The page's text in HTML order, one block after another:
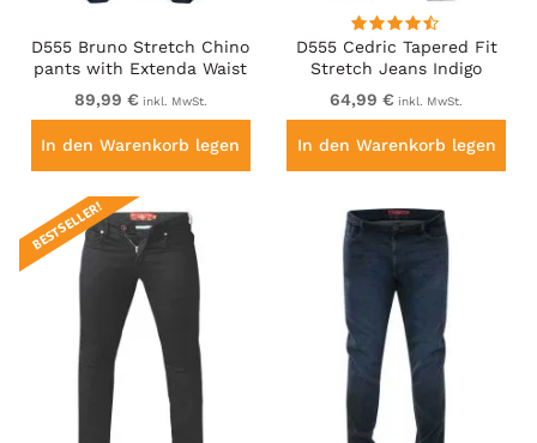
D555 Bruno Stretch Chino
pants with Extenda Waist
Indigo Blue
89,99 € inkl. MwSt.
In den Warenkorb legen
D555 Cedric Tapered Fit
Stretch Jeans Indigo
64,99 € inkl. MwSt.
In den Warenkorb legen
BESTSELLER!